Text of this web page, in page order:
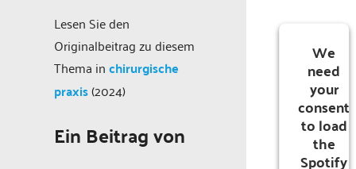
Lesen Sie den
Originalbeitrag zu diesem
Thema inchirurgische
praxis(2024)
Ein Beitrag von
We
need
your
consent
to load
the
Spotify